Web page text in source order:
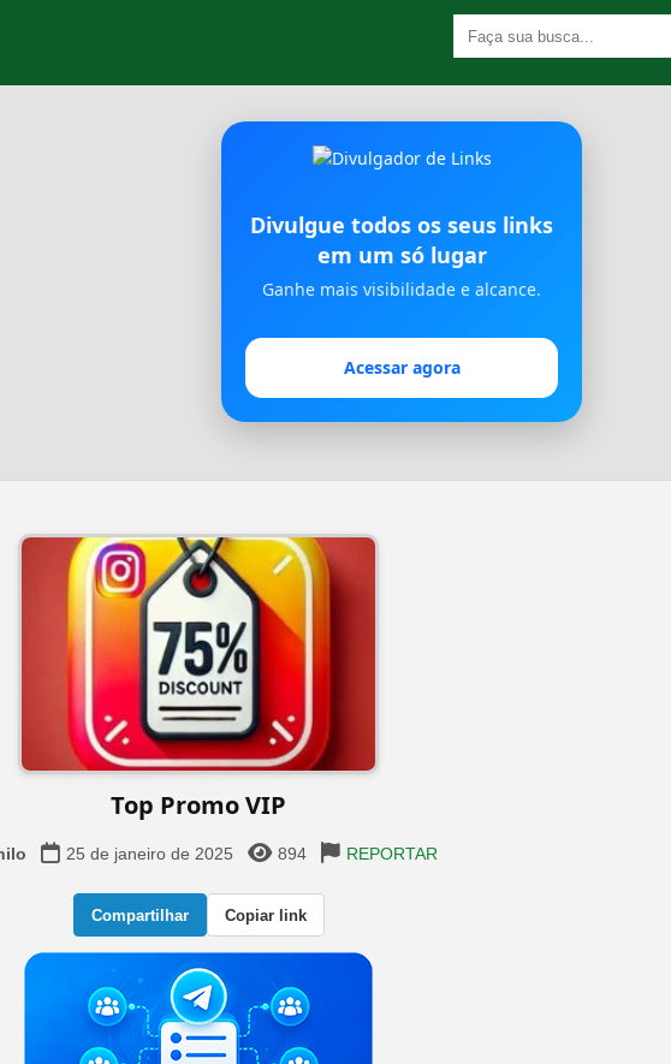
Divulgue todos os seus links
em um só lugar
Ganhe mais visibilidade e alcance.
Acessar agora
Top Promo VIP
25 de janeiro de 2025 894 REPORTAR
Compartilhar Copiar link